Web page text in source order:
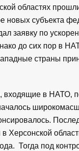
областях
новых субъекта
заявку по
до сих пор в
страны
входящие в НАТО,
Херсонской
Тогда под